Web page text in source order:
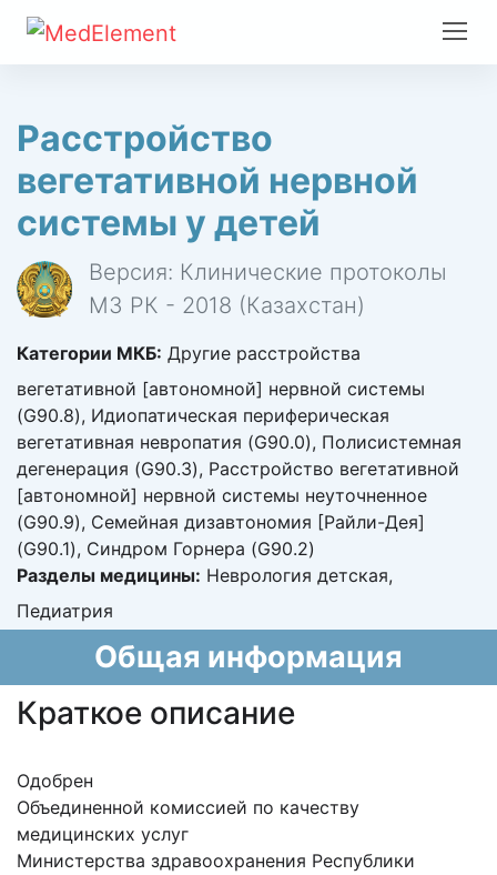
Расстройство
вегетативной нервной
системы у детей
Версия: Клинические протоколы
МЗ РК - 2018 (Казахстан)
Категории МКБ: Другие расстройства
вегетативной [автономной] нервной системы
(G90.8), Идиопатическая периферическая
вегетативная невропатия (G90.0), Полисистемная
дегенерация (G90.3), Расстройство вегетативной
[автономной] нервной системы неуточненное
(G90.9), Семейная дизавтономия [Райли-Дея]
(G90.1), Синдром Горнера (G90.2)
Разделы медицины: Неврология детская,
Педиатрия
Общая информация
Краткое описание
Одобрен
Объединенной комиссией по качеству
медицинских услуг
Министерства здравоохранения Республики